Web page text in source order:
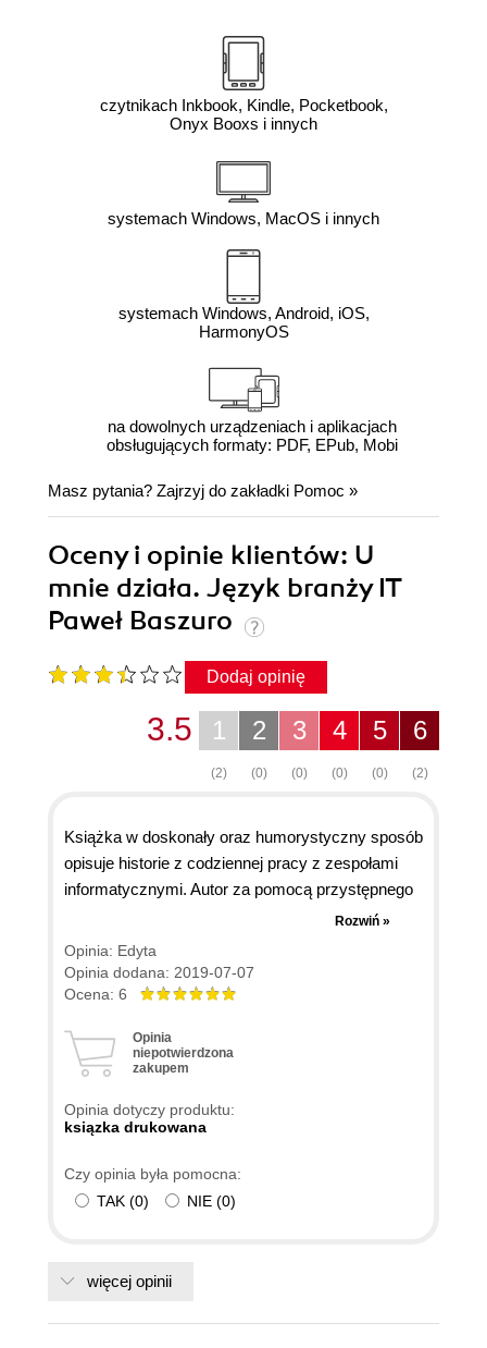
czytnikach Inkbook, Kindle, Pocketbook,
Onyx Booxs i innych
systemach Windows, MacOS i innych
systemach Windows, Android, iOS,
HarmonyOS
na dowolnych urządzeniach i aplikacjach
obsługujących formaty: PDF, EPub, Mobi
Masz pytania? Zajrzyj do zakładki Pomoc »
Oceny i opinie klientów: U
mnie działa. Język branży IT
Paweł Baszuro
Dodaj opinię
6
(2)
5
(0)
4
(0)
3
(0)
2
(0)
1
(2)
3.5
Książka w doskonały oraz humorystyczny sposób
opisuje historie z codziennej pracy z zespołami
informatycznymi. Autor za pomocą przystępnego
języka oraz przykładów z życia codziennego
opisuje w ciekawy oraz zrozumiały sposób
zagadnienia informatyczne od tych podstawowych
jak budowa komputera poprzez bardziej
zdaniem książka ta jest idealną pozycją dla osób
pracujących z branżą IT, a nie posiadających
analityków. Lektura będzie tez bardzo dobrą
zespołami technicznymi bez odpowiedniej do tego
wiedzy technicznej bądź programistycznej.
Rozwiń »
Opinia: Edyta
Opinia dodana: 2019-07-07
Ocena: 6
Opinia
niepotwierdzona
zakupem
Opinia dotyczy produktu:
ksiązka drukowana
Czy opinia była pomocna:
TAK (0) NIE (0)
więcej opinii